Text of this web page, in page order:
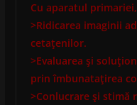
Cu aparatul
>Ridicarea imaginii
cetaţenilor.
>Evaluarea şi
prin îmbunataţirea
>Conlucrare şi stimă